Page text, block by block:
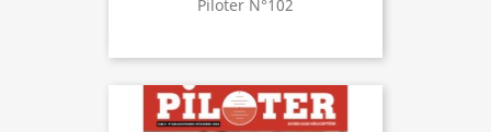
Piloter N°102